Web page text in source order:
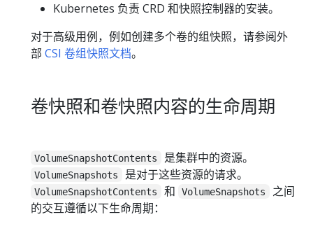
Kubernetes 负责 CRD 和快照控制器的安装。
对于高级用例，例如创建多个卷的组快照，请参阅外
部 CSI 卷组快照文档。
卷快照和卷快照内容的生命周期
VolumeSnapshotContents 是集群中的资源。
VolumeSnapshots 是对于这些资源的请求。
VolumeSnapshotContents 和 VolumeSnapshots
之间
的交互遵循以下生命周期：